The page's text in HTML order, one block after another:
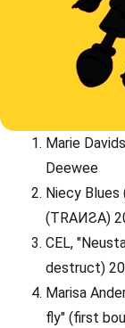
Marie
Deewee
Niecy Blues
(TRAИƧA)
CEL,
destruct)
Marisa
fly" (first